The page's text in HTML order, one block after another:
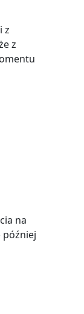
z
z
na
później